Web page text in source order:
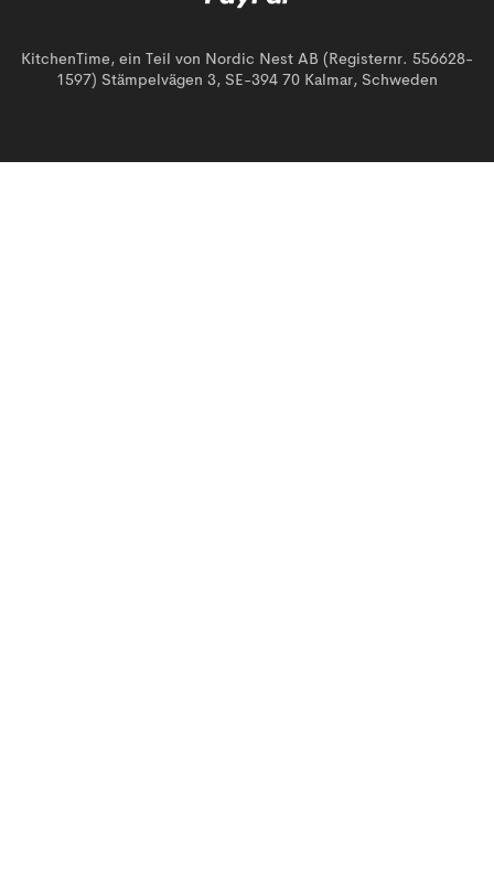
KitchenTime, ein Teil von Nordic Nest AB (Registernr. 556628-
1597) Stämpelvägen 3, SE-394 70 Kalmar, Schweden